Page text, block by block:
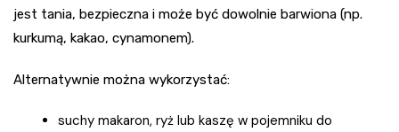
jest tania, bezpieczna i może być dowolnie barwiona (np.
kurkumą, kakao, cynamonem).
Alternatywnie można wykorzystać:
suchy makaron, ryż lub kaszę w pojemniku do